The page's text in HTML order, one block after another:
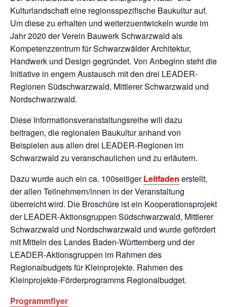
Kulturlandschaft eine regionsspezifische Baukultur auf.
Um diese zu erhalten und weiterzuentwickeln wurde im
Jahr 2020 der Verein Bauwerk Schwarzwald als
Kompetenzzentrum für Schwarzwälder Architektur,
Handwerk und Design gegründet. Von Anbeginn steht die
Initiative in engem Austausch mit den drei LEADER-
Regionen Südschwarzwald, Mittlerer Schwarzwald und
Nordschwarzwald.
Diese Informationsveranstaltungsreihe will dazu
beitragen, die regionalen Baukultur anhand von
Beispielen aus allen drei LEADER-Regionen im
Schwarzwald zu veranschaulichen und zu erläutern.
Dazu wurde auch ein ca. 100seitigerLeitfaden erstellt,
der allen Teilnehmern/innen in der Veranstaltung
überreicht wird. Die Broschüre ist ein Kooperationsprojekt
der LEADER-Aktionsgruppen Südschwarzwald, Mittlerer
Schwarzwald und Nordschwarzwald und wurde gefördert
mit Mitteln des Landes Baden-Württemberg und der
LEADER-Aktionsgruppen im Rahmen des
Regionalbudgets für Kleinprojekte. Rahmen des
Kleinprojekte-Förderprogramms Regionalbudget.
Programmflyer